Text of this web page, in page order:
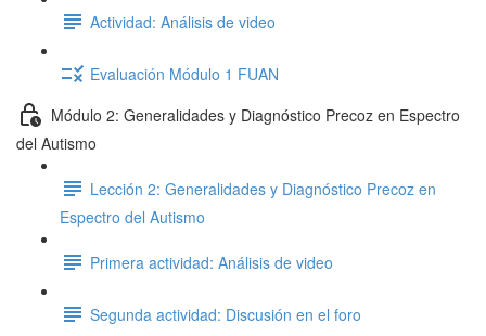
Actividad: Análisis de video
Evaluación Módulo 1 FUAN
Módulo 2: Generalidades y Diagnóstico Precoz en Espectro
del Autismo
Lección 2: Generalidades y Diagnóstico Precoz en
Espectro del Autismo
Primera actividad: Análisis de video
Segunda actividad: Discusión en el foro